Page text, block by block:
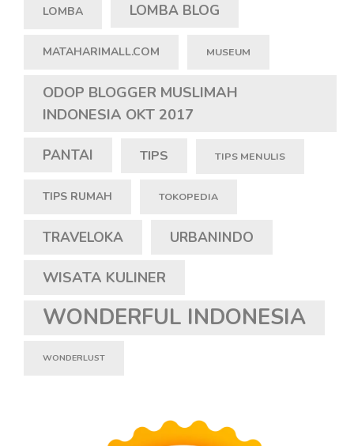
LOMBA LOMBA BLOG
MATAHARIMALL.COM MUSEUM
ODOP BLOGGER MUSLIMAH
INDONESIA OKT 2017
PANTAI TIPS TIPS MENULIS
TIPS RUMAH TOKOPEDIA
TRAVELOKA URBANINDO
WISATA KULINER
WONDERFUL INDONESIA
WONDERLUST